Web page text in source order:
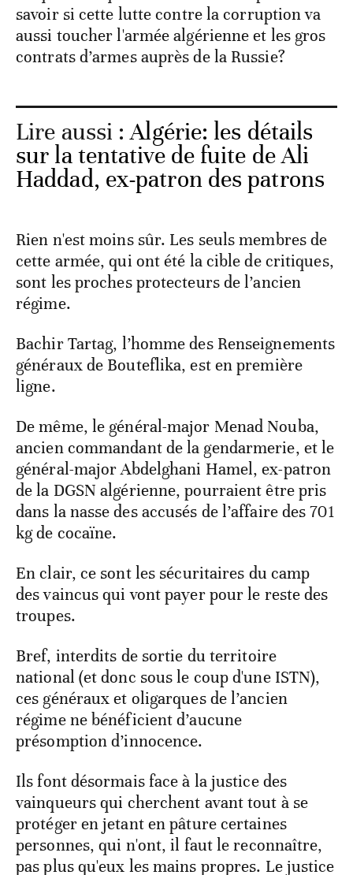
savoir si cette lutte contre la corruption va
aussi toucher l'armée algérienne et les gros
contrats d’armes auprès de la Russie?
Lire aussi :Algérie: les détails
sur la tentative de fuite de Ali
Haddad, ex-patron des patrons
Rien n'est moins sûr. Les seuls membres de
cette armée, qui ont été la cible de critiques,
sont les proches protecteurs de l’ancien
régime.
Bachir Tartag, l’homme des Renseignements
généraux de Bouteflika, est en première
ligne.
De même, le général-major Menad Nouba,
ancien commandant de la gendarmerie, et le
général-major Abdelghani Hamel, ex-patron
de la DGSN algérienne, pourraient être pris
dans la nasse des accusés de l’affaire des 701
kg de cocaïne.
En clair, ce sont les sécuritaires du camp
des vaincus qui vont payer pour le reste des
troupes.
Bref, interdits de sortie du territoire
national (et donc sous le coup d'une ISTN),
ces généraux et oligarques de l’ancien
régime ne bénéficient d’aucune
présomption d’innocence.
Ils font désormais face à la justice des
vainqueurs qui cherchent avant tout à se
protéger en jetant en pâture certaines
personnes, qui n'ont, il faut le reconnaître,
pas plus qu'eux les mains propres. Le justice